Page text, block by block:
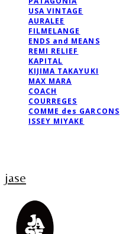
USA VINTAGE
AURALEE
FILMELANGE
ENDS and MEANS
REMI RELIEF
KAPITAL
KIJIMA TAKAYUKI
MAX MARA
COACH
COURREGES
COMME des GARCONS
ISSEY MIYAKE
jase